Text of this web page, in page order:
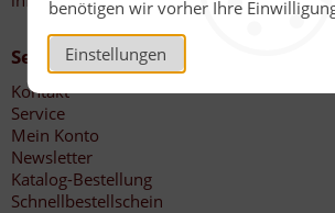
benötigen wir vorher Ihre
Einstellungen
Service
Kontakt
Service
Mein Konto
Newsletter
Katalog-Bestellung
Schnellbestellschein